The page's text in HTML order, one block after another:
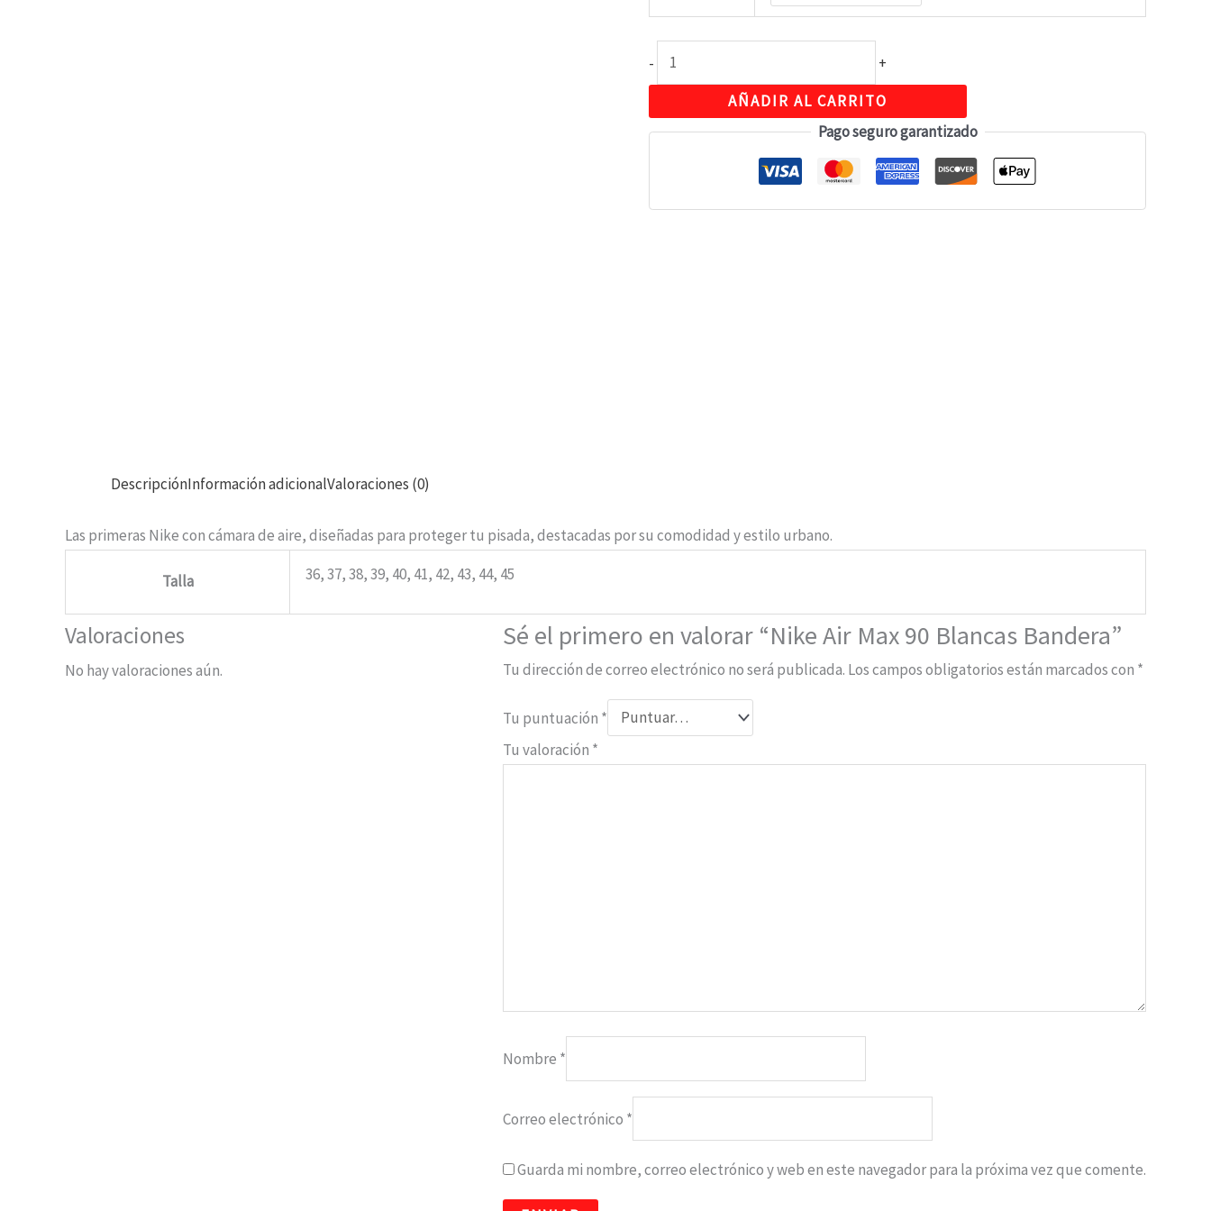
-
+
AÑADIR AL CARRITO
Pago seguro garantizado
DescripciónInformación adicionalValoraciones (0)
Las primeras Nike con cámara de aire, diseñadas para proteger tu pisada, destacadas por su comodidad y estilo urbano.
Talla 36, 37, 38, 39, 40, 41, 42, 43, 44, 45
Valoraciones
No hay valoraciones aún.
Sé el primero en valorar “Nike Air Max 90 Blancas Bandera”
Tu dirección de correo electrónico no será publicada. Los campos obligatorios están marcados con *
Tu puntuación *
Tu valoración *
Nombre *
Correo electrónico *
Guarda mi nombre, correo electrónico y web en este navegador para la próxima vez que comente.